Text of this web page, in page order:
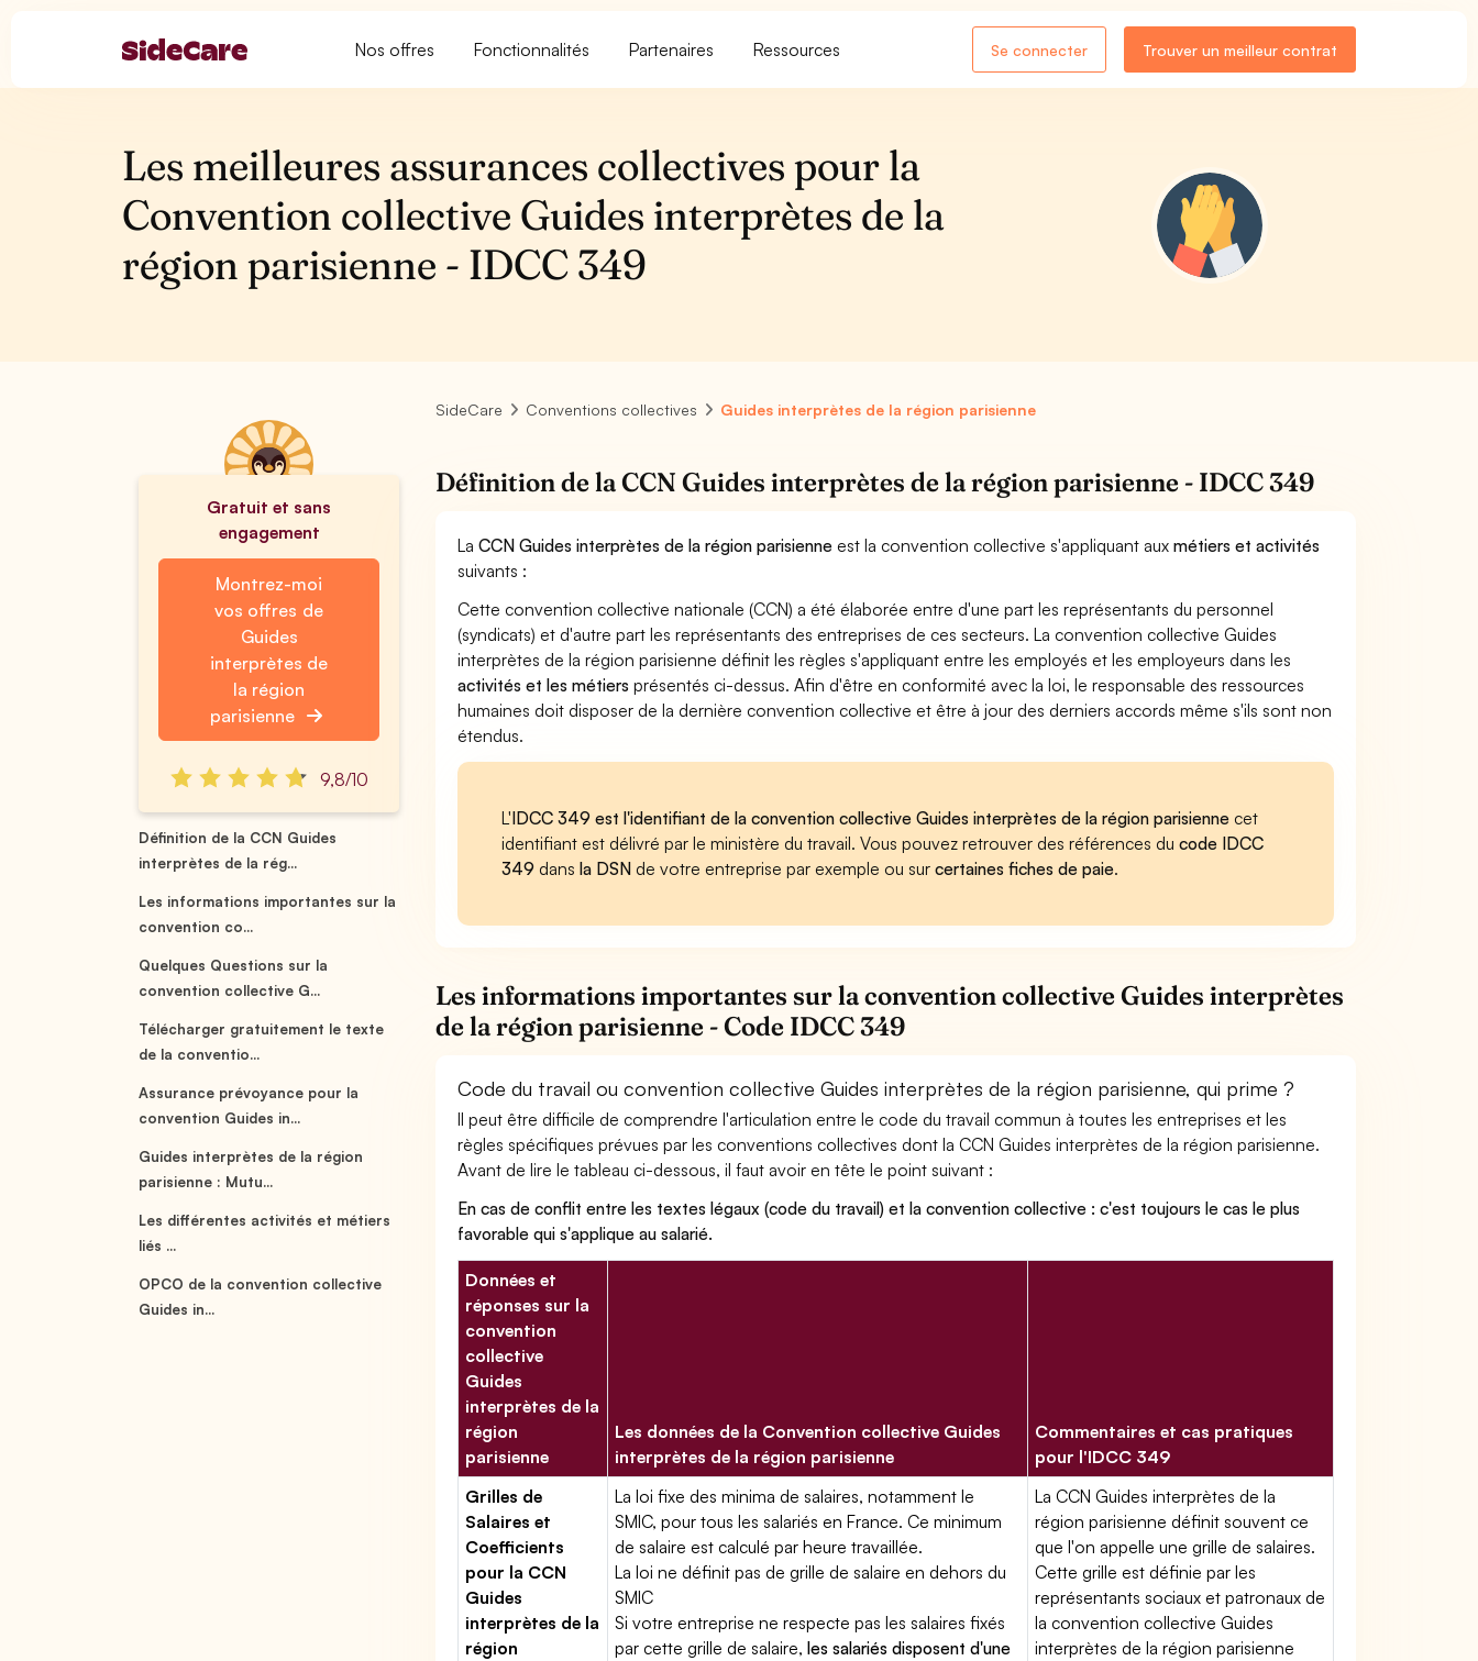
Nos offres Fonctionnalités Partenaires Ressources Se connecter Trouver un meilleur contrat
Les meilleures assurances collectives pour la
Convention collective Guides interprètes de la
région parisienne - IDCC 349
Gratuit et sans
engagement
Montrez-moi
vos offres de
Guides
interprètes de
la région
parisienne
9,8/10
Définition de la CCN Guides
interprètes de la rég...
Les informations importantes sur la
convention co...
Quelques Questions sur la
convention collective G...
Télécharger gratuitement le texte
de la conventio...
Assurance prévoyance pour la
convention Guides in...
Guides interprètes de la région
parisienne : Mutu...
Les différentes activités et métiers
liés ...
OPCO de la convention collective
Guides in...
SideCare Conventions collectives Guides interprètes de la région parisienne
Définition de la CCN Guides interprètes de la région parisienne - IDCC 349
LaCCN Guides interprètes de la région parisienne est la convention collective s'appliquant auxmétiers et activités
suivants :
Cette convention collective nationale (CCN) a été élaborée entre d'une part les représentants du personnel
(syndicats) et d'autre part les représentants des entreprises de ces secteurs. La convention collective Guides
interprètes de la région parisienne définit les règles s'appliquant entre les employés et les employeurs dans les
activités et les métiers présentés ci-dessus. Afin d'être en conformité avec la loi, le responsable des ressources
humaines doit disposer de la dernière convention collective et être à jour des derniers accords même s'ils sont non
étendus.
L'IDCC 349 est l'identifiant de la convention collective Guides interprètes de la région parisienne cet
identifiant est délivré par le ministère du travail. Vous pouvez retrouver des références ducode IDCC
349 dansla DSN de votre entreprise par exemple ou surcertaines fiches de paie.
Les informations importantes sur la convention collective Guides interprètes
de la région parisienne - Code IDCC 349
Code du travail ou convention collective Guides interprètes de la région parisienne, qui prime ?
Il peut être difficile de comprendre l'articulation entre le code du travail commun à toutes les entreprises et les
règles spécifiques prévues par les conventions collectives dont la CCN Guides interprètes de la région parisienne.
Avant de lire le tableau ci-dessous, il faut avoir en tête le point suivant :
En cas de conflit entre les textes légaux (code du travail) et la convention collective : c'est toujours le cas le plus
favorable qui s'applique au salarié.
Données et
réponses sur la
convention
collective
Guides
interprètes de la
région
parisienne
Les données de la Convention collective Guides
interprètes de la région parisienne
Commentaires et cas pratiques
pour l'IDCC 349
Grilles de
Salaires et
Coefficients
pour la CCN
Guides
interprètes de la
région
La loi fixe des minima de salaires, notamment le
SMIC, pour tous les salariés en France. Ce minimum
de salaire est calculé par heure travaillée.
La loi ne définit pas de grille de salaire en dehors du
SMIC
Si votre entreprise ne respecte pas les salaires fixés
par cette grille de salaire,les salariés disposent d'une
La CCN Guides interprètes de la
région parisienne définit souvent ce
que l'on appelle une grille de salaires.
Cette grille est définie par les
représentants sociaux et patronaux de
la convention collective Guides
interprètes de la région parisienne